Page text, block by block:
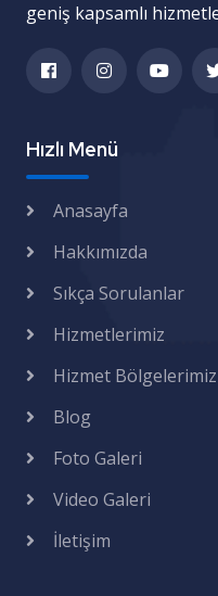
geniş kapsamlı
Hızlı Menü
Anasayfa
Hakkımızda
Sıkça Sorulanlar
Hizmetlerimiz
Hizmet Bölgelerimiz
Blog
Foto Galeri
Video Galeri
İletişim